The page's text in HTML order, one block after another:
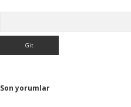
Son yorumlar